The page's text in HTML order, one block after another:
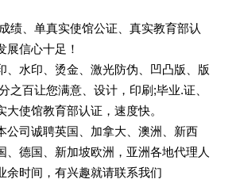
绩、单真实使馆公证、真实教育部认
展信心十足！
水印、烫金、激光防伪、凹凸版、版
之百让您满意、设计，印刷;毕业.证、
大使馆教育部认证，速度快。
司诚聘英国、加拿大、澳洲、新西
、德国、新加坡欧洲，亚洲各地代理人
余时间，有兴趣就请联系我们